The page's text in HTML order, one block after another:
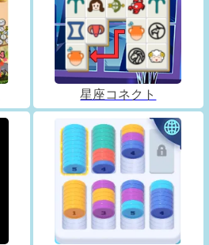
星座コネクト